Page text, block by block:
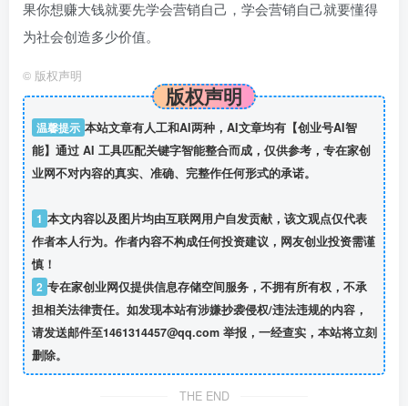
果你想赚大钱就要先学会营销自己，学会营销自己就要懂得
为社会创造多少价值。
© 版权声明
版权声明
温馨提示 本站文章有人工和AI两种，AI文章均有【创业号AI智
能】通过 AI 工具匹配关键字智能整合而成，仅供参考，专在家创
业网不对内容的真实、准确、完整作任何形式的承诺。
1 本文内容以及图片均由互联网用户自发贡献，该文观点仅代表
作者本人行为。作者内容不构成任何投资建议，网友创业投资需谨
慎！
2 专在家创业网仅提供信息存储空间服务，不拥有所有权，不承
担相关法律责任。如发现本站有涉嫌抄袭侵权/违法违规的内容，
请发送邮件至1461314457@qq.com 举报，一经查实，本站将立刻
删除。
THE END